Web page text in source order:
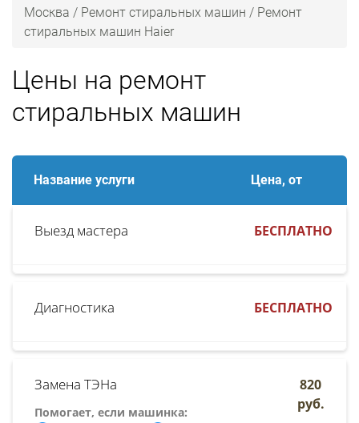
Москва / Ремонт стиральных машин / Ремонт
стиральных машин Haier
Цены на ремонт
стиральных машин
Название услуги Цена, от
Выезд мастера БЕСПЛАТНО
Диагностика БЕСПЛАТНО
Замена ТЭНа
Помогает, если машинка:
820
руб.